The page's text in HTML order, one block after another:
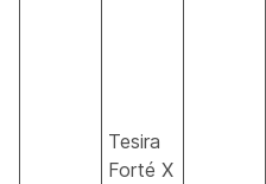
Tesira
Forté X